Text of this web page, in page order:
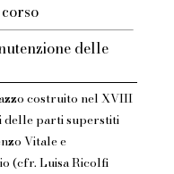
delle
costruito nel XVIII
delle parti superstiti
Vitale e
(cfr. Luisa Ricolfi